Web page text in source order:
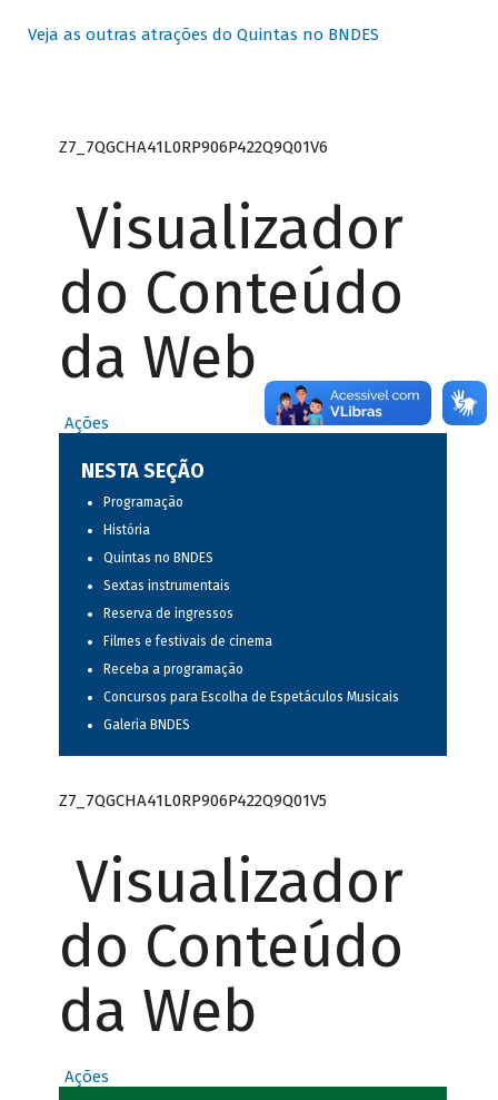
Veja as outras atrações do Quintas no BNDES
Z7_7QGCHA41L0RP906P422Q9Q01V6
Visualizador
do Conteúdo
da Web
Ações
NESTA SEÇÃO
Programação
História
Quintas no BNDES
Sextas instrumentais
Reserva de ingressos
Filmes e festivais de cinema
Receba a programação
Concursos para Escolha de Espetáculos Musicais
Galeria BNDES
Z7_7QGCHA41L0RP906P422Q9Q01V5
Visualizador
do Conteúdo
da Web
Ações